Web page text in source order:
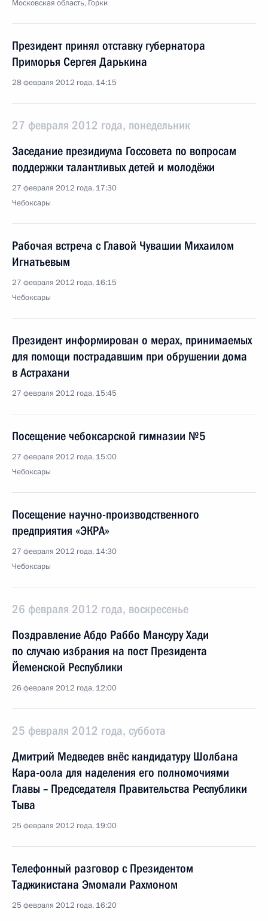
Московская область, Горки
Президент принял отставку губернатора
Приморья Сергея Дарькина
28 февраля 2012 года, 14:15
27 февраля 2012 года, понедельник
Заседание президиума Госсовета по вопросам
поддержки талантливых детей и молодёжи
27 февраля 2012 года, 17:30
Чебоксары
Рабочая встреча с Главой Чувашии Михаилом
Игнатьевым
27 февраля 2012 года, 16:15
Чебоксары
Президент информирован о мерах, принимаемых
для помощи пострадавшим при обрушении дома
в Астрахани
27 февраля 2012 года, 15:45
Посещение чебоксарской гимназии №5
27 февраля 2012 года, 15:00
Чебоксары
Посещение научно-производственного
предприятия «ЭКРА»
27 февраля 2012 года, 14:30
Чебоксары
26 февраля 2012 года, воскресенье
Поздравление Абдо Раббо Мансуру Хади
по случаю избрания на пост Президента
Йеменской Республики
26 февраля 2012 года, 12:00
25 февраля 2012 года, суббота
Дмитрий Медведев внёс кандидатуру Шолбана
Кара-оола для наделения его полномочиями
Главы – Председателя Правительства Республики
Тыва
25 февраля 2012 года, 19:00
Телефонный разговор с Президентом
Таджикистана Эмомали Рахмоном
25 февраля 2012 года, 16:20